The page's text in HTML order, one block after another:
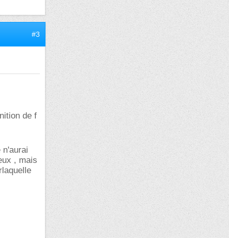
#3
de f
, mais